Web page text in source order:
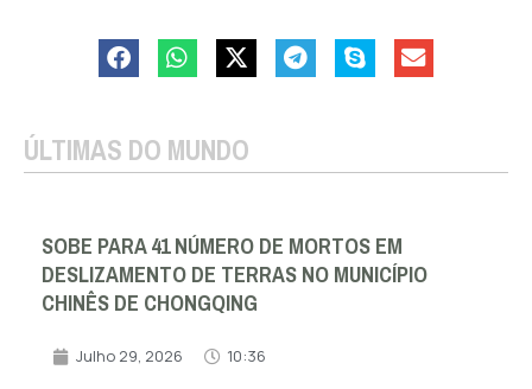
ÚLTIMAS DO MUNDO
SOBE PARA 41 NÚMERO DE MORTOS EM
DESLIZAMENTO DE TERRAS NO MUNICÍPIO
CHINÊS DE CHONGQING
Julho 29, 2026 10:36